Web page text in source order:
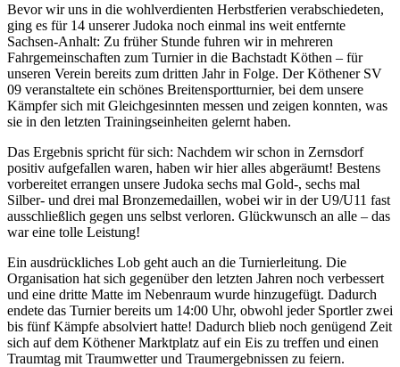
Bevor wir uns in die wohlverdienten Herbstferien verabschiedeten,
ging es für 14 unserer Judoka noch einmal ins weit entfernte
Sachsen-Anhalt: Zu früher Stunde fuhren wir in mehreren
Fahrgemeinschaften zum Turnier in die Bachstadt Köthen – für
unseren Verein bereits zum dritten Jahr in Folge. Der Köthener SV
09 veranstaltete ein schönes Breitensportturnier, bei dem unsere
Kämpfer sich mit Gleichgesinnten messen und zeigen konnten, was
sie in den letzten Trainingseinheiten gelernt haben.
Das Ergebnis spricht für sich: Nachdem wir schon in Zernsdorf
positiv aufgefallen waren, haben wir hier alles abgeräumt! Bestens
vorbereitet errangen unsere Judoka sechs mal Gold-, sechs mal
Silber- und drei mal Bronzemedaillen, wobei wir in der U9/U11 fast
ausschließlich gegen uns selbst verloren. Glückwunsch an alle – das
war eine tolle Leistung!
Ein ausdrückliches Lob geht auch an die Turnierleitung. Die
Organisation hat sich gegenüber den letzten Jahren noch verbessert
und eine dritte Matte im Nebenraum wurde hinzugefügt. Dadurch
endete das Turnier bereits um 14:00 Uhr, obwohl jeder Sportler zwei
bis fünf Kämpfe absolviert hatte! Dadurch blieb noch genügend Zeit
sich auf dem Köthener Marktplatz auf ein Eis zu treffen und einen
Traumtag mit Traumwetter und Traumergebnissen zu feiern.